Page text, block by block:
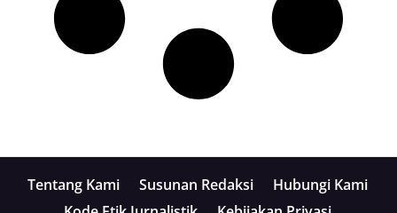
Tentang Kami Susunan Redaksi
Hubungi Kami